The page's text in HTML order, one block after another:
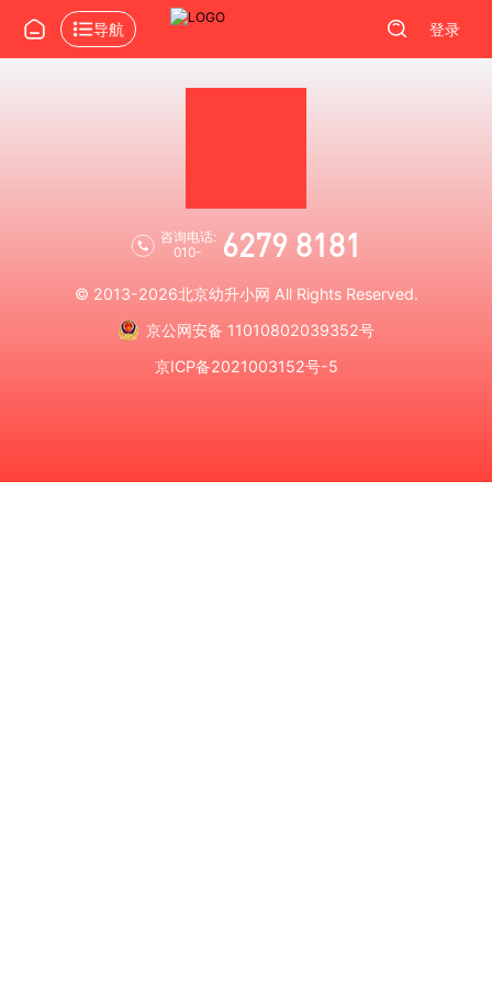
导航 登录
咨询电话:
010-
6279 8181
© 2013-2026北京幼升小网 All Rights Reserved.
京公网安备 11010802039352号
京ICP备2021003152号-5